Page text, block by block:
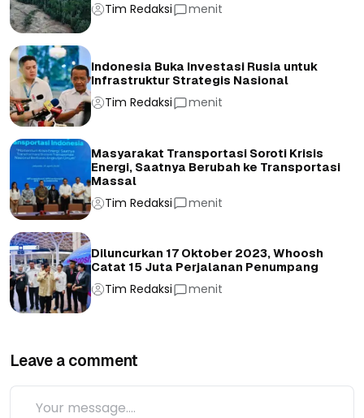
Tim Redaksi menit
Indonesia Buka Investasi Rusia untuk
Infrastruktur Strategis Nasional
Tim Redaksi menit
Masyarakat Transportasi Soroti Krisis
Energi, Saatnya Berubah ke Transportasi
Massal
Tim Redaksi menit
Diluncurkan 17 Oktober 2023, Whoosh
Catat 15 Juta Perjalanan Penumpang
Tim Redaksi menit
Leave a comment